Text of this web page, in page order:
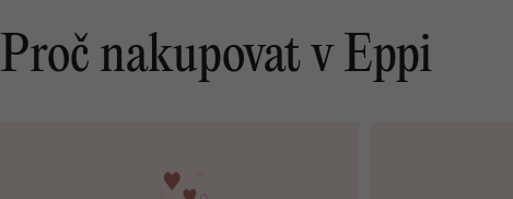
Proč nakupovat v Eppi